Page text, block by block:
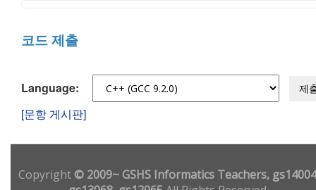
코드 제출
Language: 제
[문항 게시판]
Copyright© 2009~ GSHS Informatics Teachers,